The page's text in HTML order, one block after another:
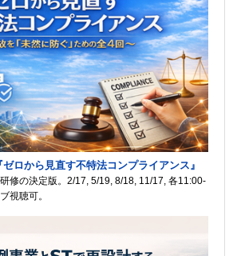
ロから見直す不特法コンプライアンス』
修の決定版。2/17, 5/19, 8/18, 11/17, 各11:00-
視聴可。